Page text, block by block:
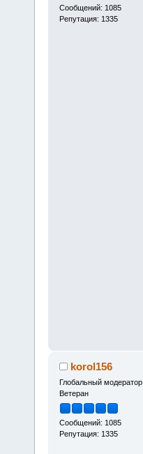
Сообщений: 1085
Репутация: 1335
korol156
Глобальный модератор
Ветеран
Сообщений: 1085
Репутация: 1335